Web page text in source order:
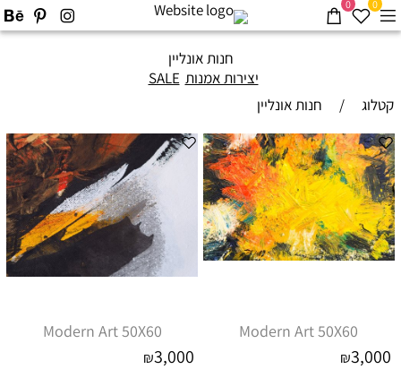
0
0
חנות אונליין
יצירות אמנות SALE
קטלוג
/ חנות אונליין
Modern Art 50X60
₪3,000
Modern Art 50X60
₪3,000